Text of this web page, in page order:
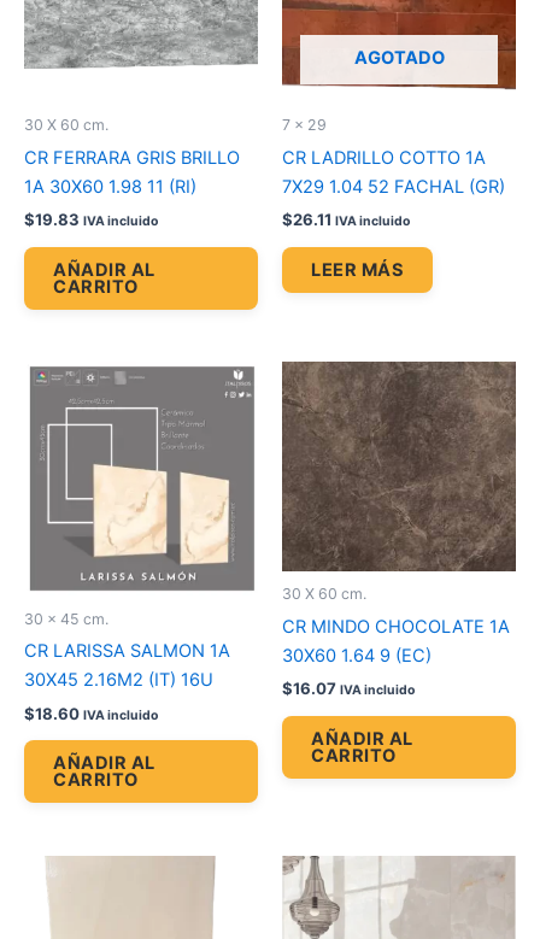
30 X 60 cm.
CR FERRARA GRIS BRILLO
1A 30X60 1.98 11 (RI)
$19.83 IVA incluido
AÑADIR AL
CARRITO
AGOTADO
7 x 29
CR LADRILLO COTTO 1A
7X29 1.04 52 FACHAL (GR)
$26.11 IVA incluido
LEER MÁS
30 x 45 cm.
CR LARISSA SALMON 1A
30X45 2.16M2 (IT) 16U
$18.60 IVA incluido
AÑADIR AL
CARRITO
30 X 60 cm.
CR MINDO CHOCOLATE 1A
30X60 1.64 9 (EC)
$16.07 IVA incluido
AÑADIR AL
CARRITO